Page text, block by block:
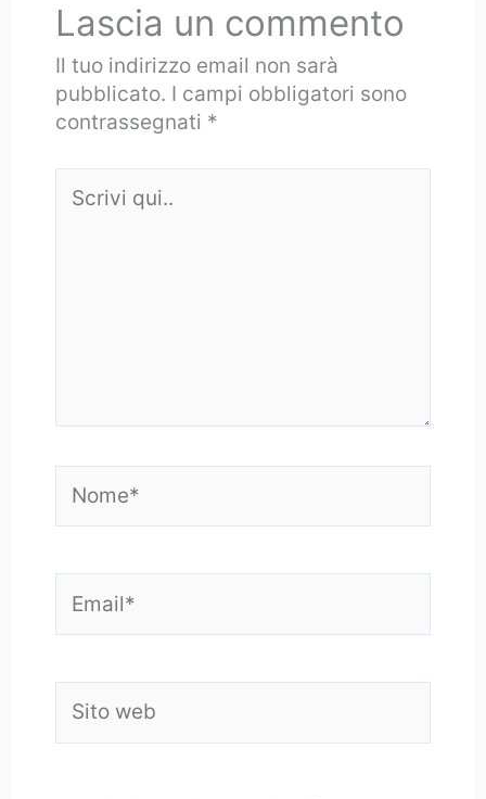
Lascia un commento
Il tuo indirizzo email non sarà
pubblicato. I campi obbligatori sono
contrassegnati *
qui..
web